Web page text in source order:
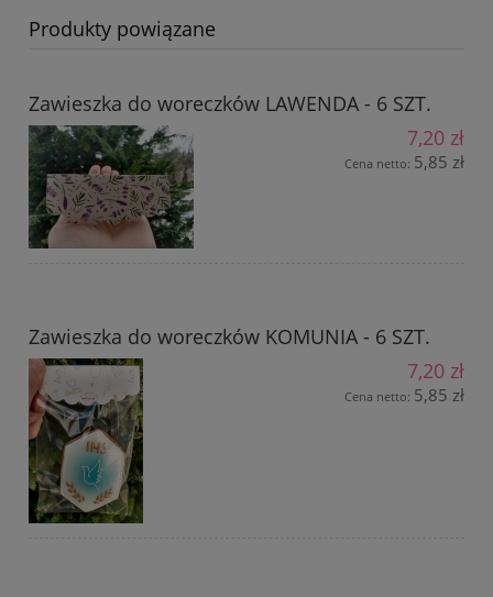
Produkty powiązane
Zawieszka do woreczków LAWENDA - 6 SZT.
7,20 zł
Cena netto: 5,85 zł
Zawieszka do woreczków KOMUNIA - 6 SZT.
7,20 zł
Cena netto: 5,85 zł